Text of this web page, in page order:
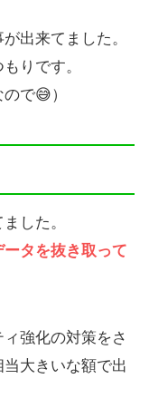
出来てました。
りです。
で😅）
した。
タを抜き取って
強化の対策をさ
大きいな額で出